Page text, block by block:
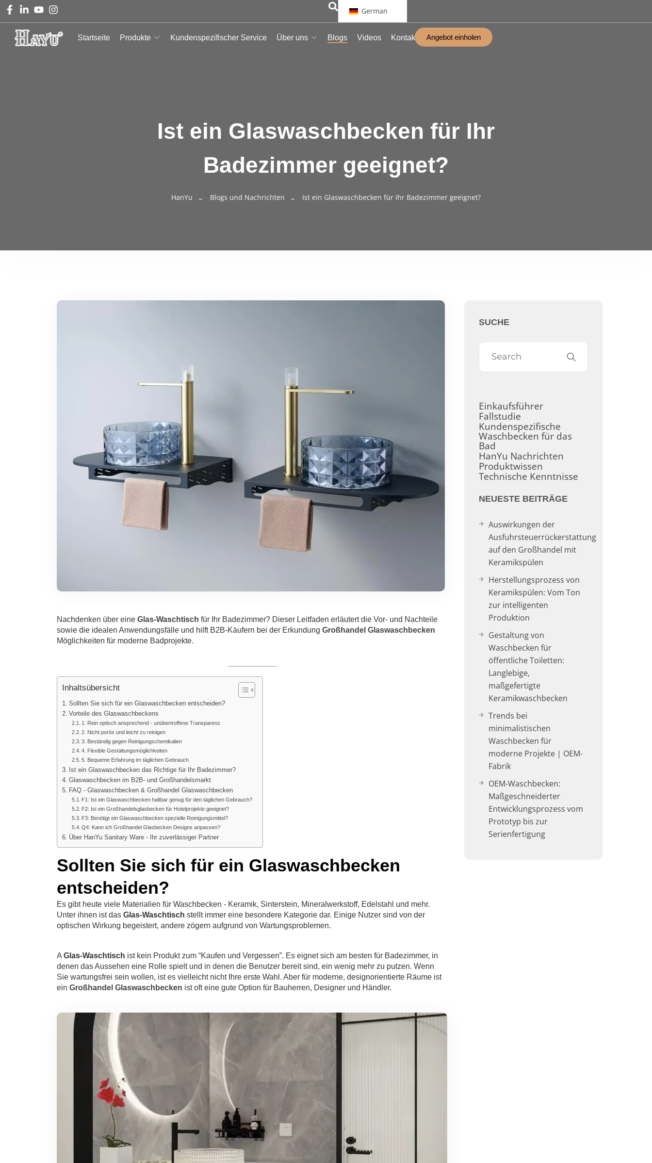
German
Startseite Produkte Kundenspezifischer Service Über uns Blogs Videos Kontakt Angebot einholen
Ist ein Glaswaschbecken für Ihr
Badezimmer geeignet?
HanYu Blogs und Nachrichten Ist ein Glaswaschbecken für Ihr Badezimmer geeignet?
Nachdenken über eine Glas-Waschtisch für Ihr Badezimmer? Dieser Leitfaden erläutert die Vor- und Nachteile
sowie die idealen Anwendungsfälle und hilft B2B-Käufern bei der Erkundung Großhandel Glaswaschbecken
Möglichkeiten für moderne Badprojekte.
Inhaltsübersicht
Sollten Sie sich für ein Glaswaschbecken entscheiden?
Vorteile des Glaswaschbeckens
1. Rein optisch ansprechend - unübertroffene Transparenz
2. Nicht porös und leicht zu reinigen
3. Beständig gegen Reinigungschemikalien
4. Flexible Gestaltungsmöglichkeiten
5. Bequeme Erfahrung im täglichen Gebrauch
Ist ein Glaswaschbecken das Richtige für Ihr Badezimmer?
Glaswaschbecken im B2B- und Großhandelsmarkt
FAQ - Glaswaschbecken & Großhandel Glaswaschbecken
F1: Ist ein Glaswaschbecken haltbar genug für den täglichen Gebrauch?
F2: Ist ein Großhandelsglasbecken für Hotelprojekte geeignet?
F3: Benötigt ein Glaswaschbecken spezielle Reinigungsmittel?
Q4: Kann ich Großhandel Glasbecken Designs anpassen?
Über HanYu Sanitary Ware - Ihr zuverlässiger Partner
Sollten Sie sich für ein Glaswaschbecken
entscheiden?
Es gibt heute viele Materialien für Waschbecken - Keramik, Sinterstein, Mineralwerkstoff, Edelstahl und mehr.
Unter ihnen ist das Glas-Waschtisch stellt immer eine besondere Kategorie dar. Einige Nutzer sind von der
optischen Wirkung begeistert, andere zögern aufgrund von Wartungsproblemen.
A Glas-Waschtisch ist kein Produkt zum “Kaufen und Vergessen”. Es eignet sich am besten für Badezimmer, in
denen das Aussehen eine Rolle spielt und in denen die Benutzer bereit sind, ein wenig mehr zu putzen. Wenn
Sie wartungsfrei sein wollen, ist es vielleicht nicht Ihre erste Wahl. Aber für moderne, designorientierte Räume ist
ein Großhandel Glaswaschbecken ist oft eine gute Option für Bauherren, Designer und Händler.
SUCHE
Einkaufsführer
Fallstudie
Kundenspezifische
Waschbecken für das
Bad
HanYu Nachrichten
Produktwissen
Technische Kenntnisse
NEUESTE BEITRÄGE
Auswirkungen der
Ausfuhrsteuerrückerstattung
auf den Großhandel mit
Keramikspülen
Herstellungsprozess von
Keramikspülen: Vom Ton
zur intelligenten
Produktion
Gestaltung von
Waschbecken für
öffentliche Toiletten:
Langlebige,
maßgefertigte
Keramikwaschbecken
Trends bei
minimalistischen
Waschbecken für
moderne Projekte | OEM-
Fabrik
OEM-Waschbecken:
Maßgeschneiderter
Entwicklungsprozess vom
Prototyp bis zur
Serienfertigung